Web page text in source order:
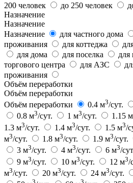
200 человек
до 250 человек
Назначение
Назначение
Назначение
для частного дома
проживания
для коттеджа
для дома
для поселка для
торгового центра
для АЗС
проживания
Объём переработки
Объём переработки
Объём переработки
0.4 м3/сут.
0.8 м3/сут. 1 м3/сут. 1.15 м
1.3 м3/сут. 1.4 м3/сут. 1.5 м3/
м3/сут. 1.8 м3/сут. 1.9 м3/сут.
3 м3/сут. 4 м3/сут. 6 м3/
9 м3/сут. 10 м3/сут. 12 м3/
м3/сут. 20 м3/сут. 24 м3/сут.